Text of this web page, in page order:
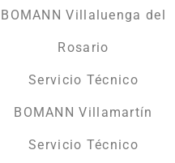
BOMANN Villaluenga del
Rosario
Servicio Técnico
BOMANN Villamartín
Servicio Técnico